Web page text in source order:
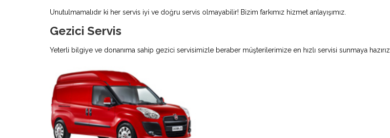
Unutulmamalıdır ki her servis iyi ve doğru servis olmayabilir! Bizim farkımız hizmet anlayışımız.
Gezici Servis
Yeterli bilgiye ve donanıma sahip gezici servisimizle beraber müşterilerimize en hızlı servisi sunmaya hazırız.